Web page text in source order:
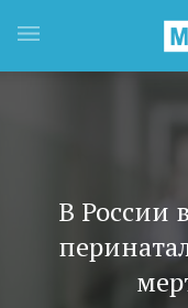
В России